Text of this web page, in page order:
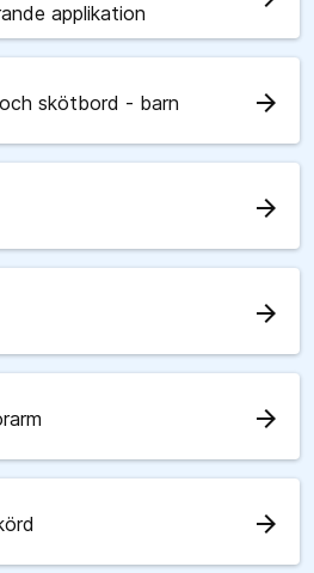
applikation
skötbord - barn arrow_forward
arrow_forward
arrow_forward
arrow_forward
arrow_forward